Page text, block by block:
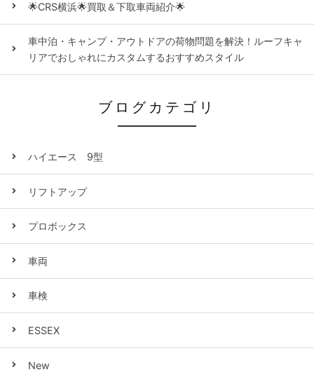
🌟CRS横浜🌟買取＆下取車両紹介🌟
車中泊・キャンプ・アウトドアの荷物問題を解決！ルーフキャ
リアでおしゃれにカスタムするおすすめスタイル
ブログカテゴリ
ハイエース 9型
リフトアップ
プロボックス
車両
車検
ESSEX
New